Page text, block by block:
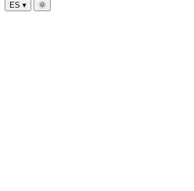
ES ▾ 🌞